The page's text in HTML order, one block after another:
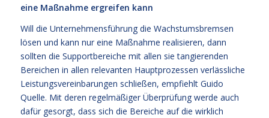
eine Maßnahme ergreifen kann
Will die Unternehmensführung die Wachstumsbremsen
lösen und kann nur eine Maßnahme realisieren, dann
sollten die Supportbereiche mit allen sie tangierenden
Bereichen in allen relevanten Hauptprozessen verlässliche
Leistungsvereinbarungen schließen, empfiehlt Guido
Quelle. Mit deren regelmäßiger Überprüfung werde auch
dafür gesorgt, dass sich die Bereiche auf die wirklich